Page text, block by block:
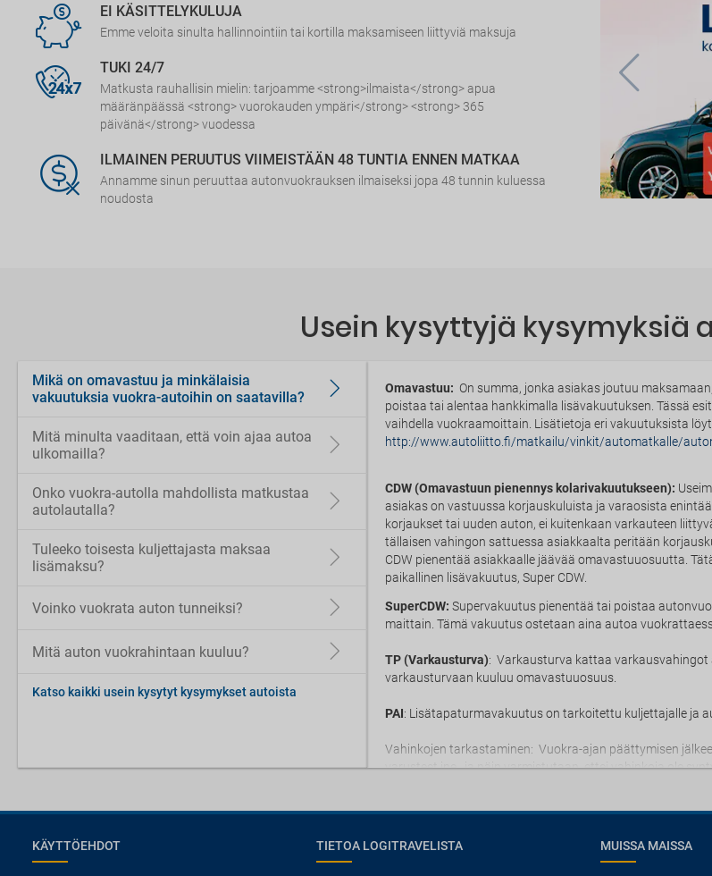
EI KÄSITTELYKULUJA
Emme veloita sinulta hallinnointiin tai kortilla maksamiseen liittyviä maksuja
TUKI 24/7
Matkusta rauhallisin mielin: tarjoamme <strong>ilmaista</strong> apua
määränpäässä <strong> vuorokauden ympäri</strong> <strong> 365
päivänä</strong> vuodessa
ILMAINEN PERUUTUS VIIMEISTÄÄN 48 TUNTIA ENNEN MATKAA
Annamme sinun peruuttaa autonvuokrauksen ilmaiseksi jopa 48 tunnin kuluessa
noudosta
Usein kysyttyjä kysymyksiä
Mikä on omavastuu ja minkälaisia
vakuutuksia vuokra-autoihin on saatavilla?
Mitä minulta vaaditaan, että voin ajaa autoa
ulkomailla?
Onko vuokra-autolla mahdollista matkustaa
autolautalla?
Tuleeko toisesta kuljettajasta maksaa
lisämaksu?
Voinko vuokrata auton tunneiksi?
Mitä auton vuokrahintaan kuuluu?
Katso kaikki usein kysytyt kysymykset autoista
Omavastuu: On summa, jonka asiakas joutuu
poistaa tai alentaa hankkimalla lisävakuutuksen. Tässä
vaihdella vuokraamoittain. Lisätietoja eri vakuutuksista
http://www.autoliitto.fi/matkailu/vinkit/automatkalle/
CDW (Omavastuun pienennys kolarivakuutukseen):
asiakas on vastuussa korjauskuluista ja varaosista
korjaukset tai uuden auton, ei kuitenkaan varkauteen
tällaisen vahingon sattuessa asiakkaalta peritään
CDW pienentää asiakkaalle jäävää omavastuuosuutta.
paikallinen lisävakuutus, Super CDW.
SuperCDW: Supervakuutus pienentää tai poistaa
maittain. Tämä vakuutus ostetaan aina autoa
TP (Varkausturva): Varkausturva kattaa varkausvahingot
varkausturvaan kuuluu omavastuuosuus.
PAI: Lisätapaturmavakuutus on tarkoitettu kuljettajalle ja
Vahinkojen tarkastaminen: Vuokra-ajan päättymisen
varusteet jne., ja näin varmistutaan, ettei vahinkoja ole
KÄYTTÖEHDOT TIETOA LOGITRAVELISTA MUISSA MAISSA